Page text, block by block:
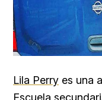
Lila Perry es una
Escuela